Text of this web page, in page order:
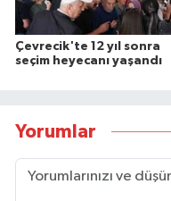
Çevrecik'te 12 yıl sonra
seçim heyecanı yaşandı
Yorumlar